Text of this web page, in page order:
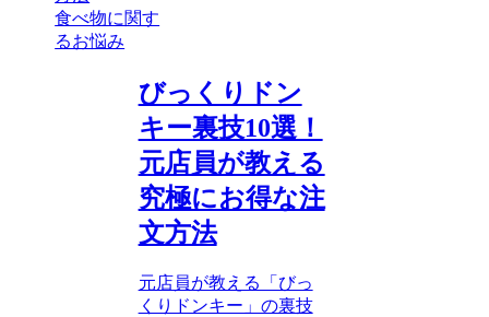
食べ物に関す
るお悩み
びっくりドン
キー裏技10選！
元店員が教える
究極にお得な注
文方法
元店員が教える「びっ
くりドンキー」の裏技